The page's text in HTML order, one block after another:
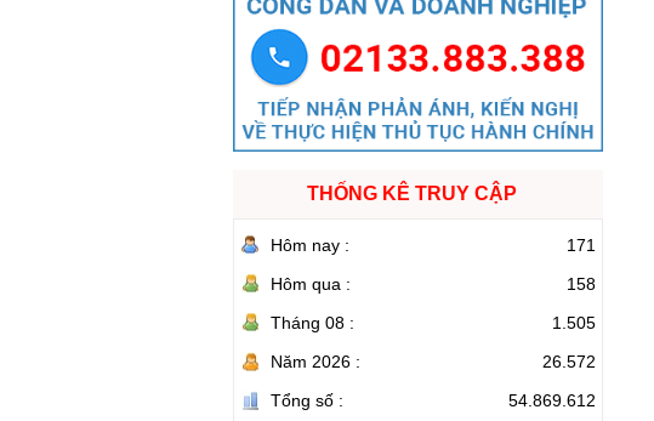
THỐNG KÊ TRUY CẬP
Hôm nay :
171
Hôm qua :
158
Tháng 08 :
1.505
Năm 2026 :
26.572
Tổng số :
54.869.612